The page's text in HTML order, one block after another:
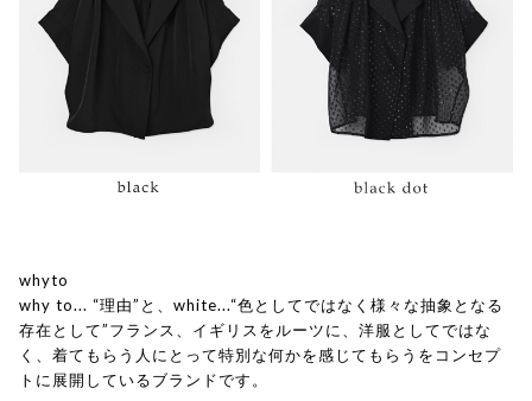
whyto
why to... “理由”と、white...“色としてではなく様々な抽象となる
存在として”フランス、イギリスをルーツに、洋服としてではな
く、着てもらう人にとって特別な何かを感じてもらうをコンセプ
トに展開しているブランドです。